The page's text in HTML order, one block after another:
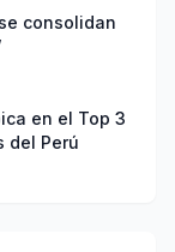
consolidan
en el Top 3
del Perú